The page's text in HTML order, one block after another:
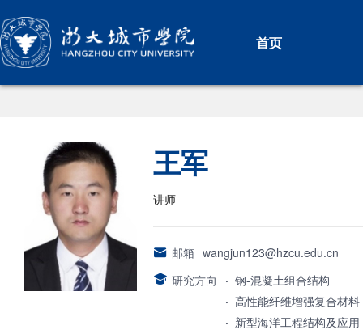
首页
王军
讲师
邮箱 wangjun123@hzcu.edu.cn
研究方向
· 钢-混凝土组合结构
· 高性能纤维增强复合材料
· 新型海洋工程结构及应用